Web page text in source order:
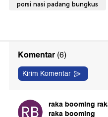
porsi nasi padang bungkus